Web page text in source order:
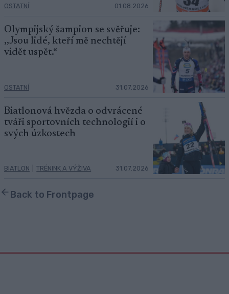
OSTATNÍ 01.08.2026
Olympijský šampion se svěřuje:
,,Jsou lidé, kteří mě nechtějí
vidět uspět.“
OSTATNÍ 31.07.2026
Biatlonová hvězda o odvrácené
tváři sportovních technologií i o
svých úzkostech
BIATLON TRÉNINK A VÝŽIVA 31.07.2026
Back to Frontpage